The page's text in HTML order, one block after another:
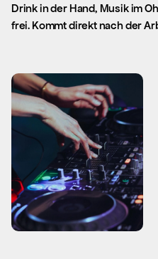
Drink in der Hand, Musik im
frei. Kommt direkt nach der